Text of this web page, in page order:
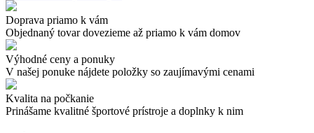
Doprava priamo k vám
Objednaný tovar dovezieme až priamo k vám domov
Výhodné ceny a ponuky
V našej ponuke nájdete položky so zaujímavými cenami
Kvalita na počkanie
Prinášame kvalitné športové prístroje a doplnky k nim